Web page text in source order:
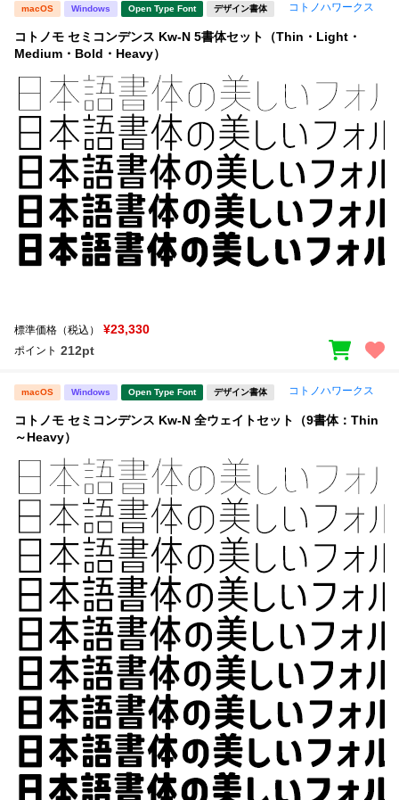
macOS Windows Open Type Font デザイン書体 コトノハワークス
コトノモ セミコンデンス Kw-N 5書体セット（Thin・Light・
Medium・Bold・Heavy）
標準価格（税込） ¥23,330
ポイント 212pt
macOS Windows Open Type Font デザイン書体 コトノハワークス
コトノモ セミコンデンス Kw-N 全ウェイトセット（9書体：Thin
～Heavy）